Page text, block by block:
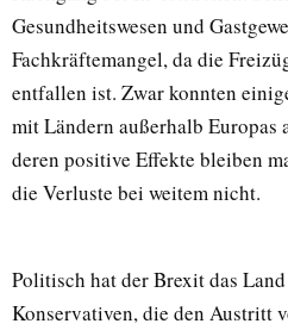
Gesundheitswesen und
Fachkräftemangel, da die
entfallen ist. Zwar konnten
mit Ländern außerhalb Europas
deren positive Effekte bleiben
die Verluste bei weitem nicht.
Politisch hat der Brexit das
Konservativen, die den Austritt